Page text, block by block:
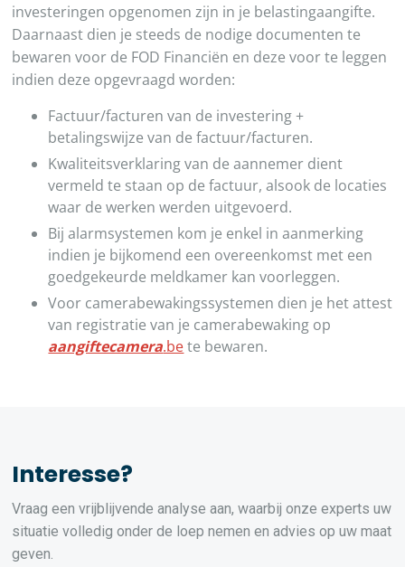
investeringen opgenomen zijn in je belastingaangifte.
Daarnaast dien je steeds de nodige documenten te
bewaren voor de FOD Financiën en deze voor te leggen
indien deze opgevraagd worden:
Factuur/facturen van de investering +
betalingswijze van de factuur/facturen.
Kwaliteitsverklaring van de aannemer dient
vermeld te staan op de factuur, alsook de locaties
waar de werken werden uitgevoerd.
Bij alarmsystemen kom je enkel in aanmerking
indien je bijkomend een overeenkomst met een
goedgekeurde meldkamer kan voorleggen.
Voor camerabewakingssystemen dien je het attest
van registratie van je camerabewaking op
aangiftecamera.bete bewaren.
Interesse?
Vraag een vrijblijvende analyse aan, waarbij onze experts uw
situatie volledig onder de loep nemen en advies op uw maat
geven.